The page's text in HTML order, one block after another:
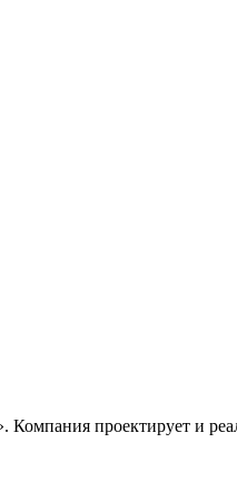
Компания проектирует и